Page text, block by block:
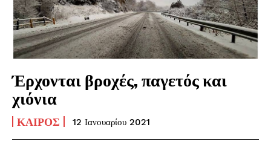
Έρχονται βροχές, παγετός και
χιόνια
ΚΑΙΡΌΣ 12 Ιανουαρίου 2021